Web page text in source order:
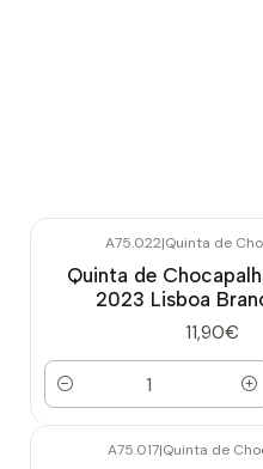
A75.022|Quinta de
Quinta de
2023 Lisboa
11,90€
Quantidade
A75.017|Quinta de